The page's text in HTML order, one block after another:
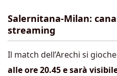
Salernitana-Milan:
streaming
Il match dell’Arechi si
alle ore 20.45 e sarà